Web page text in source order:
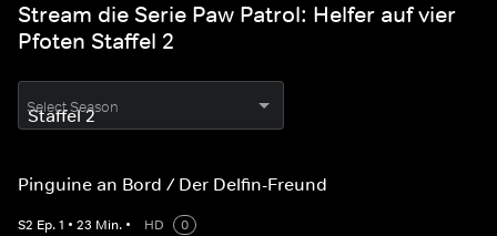
Stream die Serie Paw Patrol: Helfer auf vier
Pfoten Staffel 2
Select Season
Pinguine an Bord / Der Delfin-Freund
S2 Ep.1 • 23 Min. • HD
0